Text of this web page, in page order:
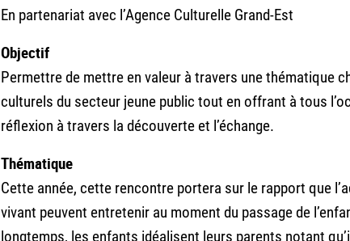
En partenariat avec l’Agence Culturelle Grand-Est
Objectif
Permettre de mettre en valeur à travers une thématique
culturels du secteur jeune public tout en offrant à tous
réflexion à travers la découverte et l’échange.
Thématique
Cette année, cette rencontre portera sur le rapport que
vivant peuvent entretenir au moment du passage de
longtemps, les enfants idéalisent leurs parents notant